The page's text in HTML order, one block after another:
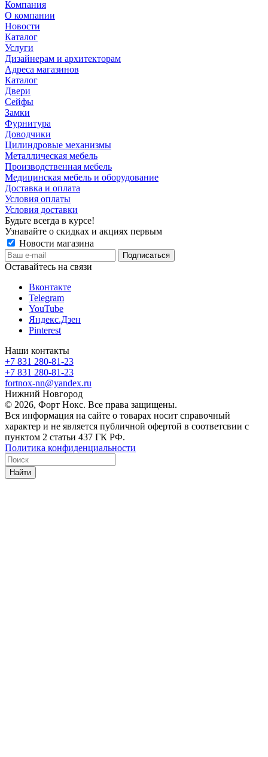
Компания
О компании
Новости
Каталог
Услуги
Дизайнерам и архитекторам
Адреса магазинов
Каталог
Двери
Сейфы
Замки
Фурнитура
Доводчики
Цилиндровые механизмы
Металлическая мебель
Производственная мебель
Медицинская мебель и оборудование
Доставка и оплата
Условия оплаты
Условия доставки
Будьте всегда в курсе!
Узнавайте о скидках и акциях первым
Новости магазина
Оставайтесь на связи
Вконтакте
Telegram
YouTube
Яндекс.Дзен
Pinterest
Наши контакты
+7 831 280-81-23
+7 831 280-81-23
fortnox-nn@yandex.ru
Нижний Новгород
© 2026, Форт Нокс. Все права защищены.
Вся информация на сайте о товарах носит справочный
характер и не является публичной офертой в соответсвии с
пунктом 2 статьи 437 ГК РФ.
Политика конфиденциальности
Найти